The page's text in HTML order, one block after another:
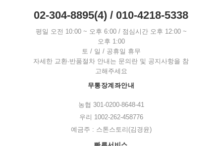
02-304-8895(4) / 010-4218-5338
평일 오전 10:00 ~ 오후 6:00 / 점심시간 오후 12:00 ~
오후 1:00
토 / 일 / 공휴일 휴무
자세한 교환·반품절차 안내는 문의란 및 공지사항을 참
고해주세요
무통장계좌안내
농협 301-0200-8648-41
우리 1002-262-458776
예금주 : 스톤스토리(김경윤)